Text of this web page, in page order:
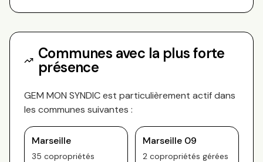
Communes avec la plus forte
présence
GEM MON SYNDICest particulièrement actif dans
les communes suivantes :
Marseille
35 copropriétés
Marseille 09
2 copropriétés gérées